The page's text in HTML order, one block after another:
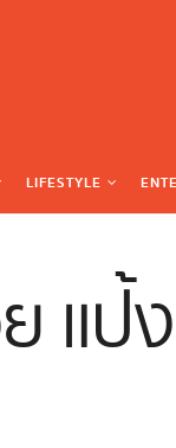
LIFESTYLE
แป้